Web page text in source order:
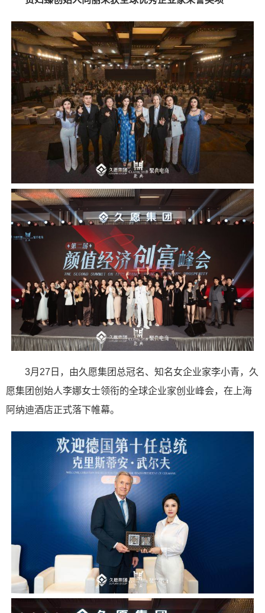
3月27日，由久愿集团总冠名、知名女企业家李小青，久
愿集团创始人李娜女士领衔的全球企业家创业峰会，在上海
阿纳迪酒店正式落下帷幕。